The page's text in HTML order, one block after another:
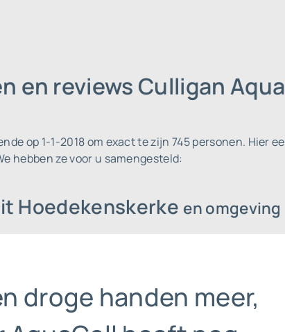
en reviews Culligan
op 1-1-2018 om exact te zijn 745 personen. Hier
hebben ze voor u samengesteld:
Hoedekenskerke en omgeving
droge handen meer,